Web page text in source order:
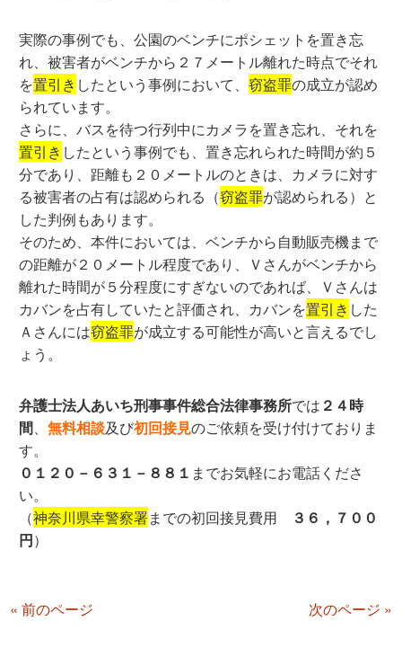
実際の事例でも、公園のベンチにポシェットを置き忘
れ、被害者がベンチから２７メートル離れた時点でそれ
を置引き したという事例において、窃盗罪の成立が認め
られています。
さらに、バスを待つ行列中にカメラを置き忘れ、それを
置引き したという事例でも、置き忘れられた時間が約５
分であり、距離も２０メートルのときは、カメラに対す
る被害者の占有は認められる（窃盗罪が認められる）と
した判例もあります。
そのため、本件においては、ベンチから自動販売機まで
の距離が２０メートル程度であり、Ｖさんがベンチから
離れた時間が５分程度にすぎないのであれば、Ｖさんは
カバンを占有していたと評価され、カバンを置引き した
Ａさんには窃盗罪が成立する可能性が高いと言えるでし
ょう。
弁護士法人あいち刑事事件総合法律事務所では ２４時
間、無料相談及び初回接見のご依頼を受け付けておりま
す。
０１２０－６３１－８８１ までお気軽にお電話くださ
い。
（神奈川県幸警察署までの初回接見費用
３６，７００
円）
« 前のページ 次のページ »